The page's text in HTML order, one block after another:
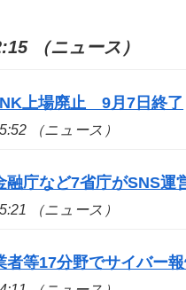
（ニュース）
上場廃止 9月7日終了
（ニュース）
融庁など7省庁がSNS運
（ニュース）
者等17分野でサイバー